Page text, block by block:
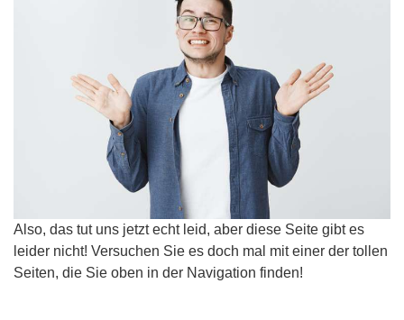
Also, das tut uns jetzt echt leid, aber diese Seite gibt es
leider nicht! Versuchen Sie es doch mal mit einer der tollen
Seiten, die Sie oben in der Navigation finden!